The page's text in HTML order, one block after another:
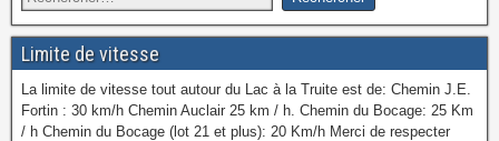
Limite de vitesse
La limite de vitesse tout autour du Lac à la Truite est de: Chemin J.E.
Fortin : 30 km/h Chemin Auclair 25 km / h. Chemin du Bocage: 25 Km
/ h Chemin du Bocage (lot 21 et plus): 20 Km/h Merci de respecter